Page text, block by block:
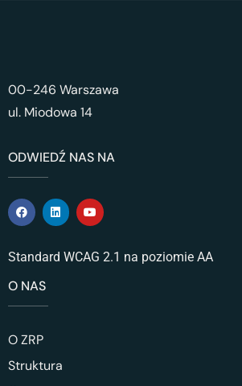
00-246 Warszawa
ul. Miodowa 14
ODWIEDŹ NAS NA
Standard WCAG 2.1 na poziomie AA
O NAS
O ZRP
Struktura